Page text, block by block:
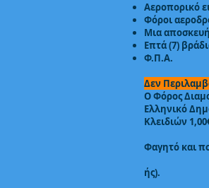
Αεροπορικό
Φόροι
Μια
Επτά (7)
Φ.Π.Α.
Δεν
Ο Φόρος
Ελληνικό
Κλειδιών
Φαγητό και
ής).